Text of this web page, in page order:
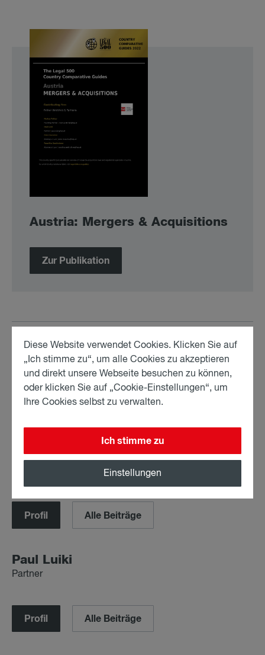
Aus­tria: Mer­gers & Ac­qui­si­ti­ons
Zur Publikation
Share:
Mar­kus Fell­ner
Profil Alle Beiträge
Paul Lui­ki
Partner
Profil Alle Beiträge
Diese Website verwendet Cookies. Klicken Sie auf
„Ich stimme zu“, um alle Cookies zu akzeptieren
und direkt unsere Webseite besuchen zu können,
oder klicken Sie auf „Cookie-Einstellungen“, um
Ihre Cookies selbst zu verwalten.
Ich stimme zu
Einstellungen